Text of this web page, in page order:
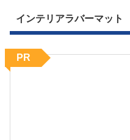
インテリアラバーマット
PR